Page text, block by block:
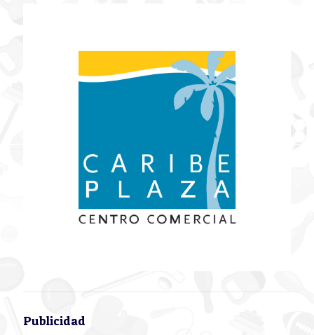
Publicidad